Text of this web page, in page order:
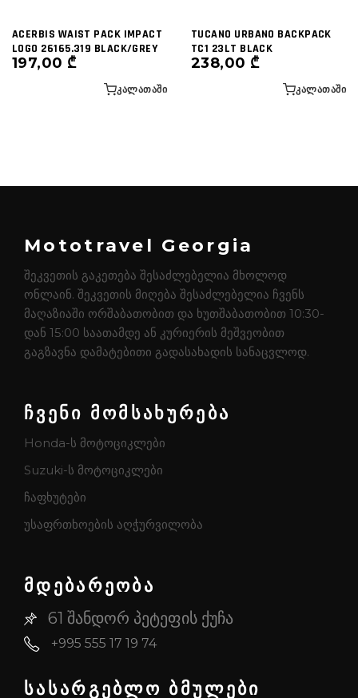
ACERBIS WAIST PACK IMPACT
LOGO 26165.319 BLACK/GREY
197,00 ₾
ᲙᲐᲚᲐᲗᲐᲨᲘ
TUCANO URBANO BACKPACK
TC1 23LT BLACK
238,00 ₾
ᲙᲐᲚᲐᲗᲐᲨᲘ
Mototravel Georgia
შეკვეთის გაკეთება შესაძლებელია მხოლოდ
ონლაინ. შეკვეთის მიღება შესაძლებელია ჩვენს
მაღაზიაში ორშაბათობით და ხუთშაბათობით 10:30-
დან 15:00 საათამდე ან კურიერის მეშვეობით
გაგზავნა დამატებითი გადასახადის სანაცვლოდ.
ჩვენი მომსახურება
Honda-ს მოტოციკლები
Suzuki-ს მოტოციკლები
ჩაფხუტები
უსაფრთხოების აღჭურვილობა
მდებარეობა
61 შანდორ პეტეფის ქუჩა
+995 555 17 19 74
სასარგებლო ბმულები